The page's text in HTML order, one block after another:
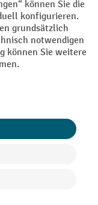
Versandkostenund ggf.
Rabatt gilt nicht auf
wird einmalig bei
je nach
auf Lager, Umwelt,
Hubwagen,
Kombination